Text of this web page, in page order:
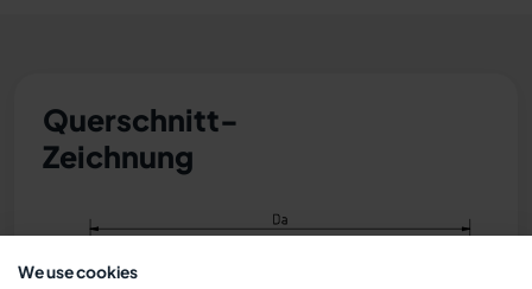
Querschnitt-
Zeichnung
We use cookies